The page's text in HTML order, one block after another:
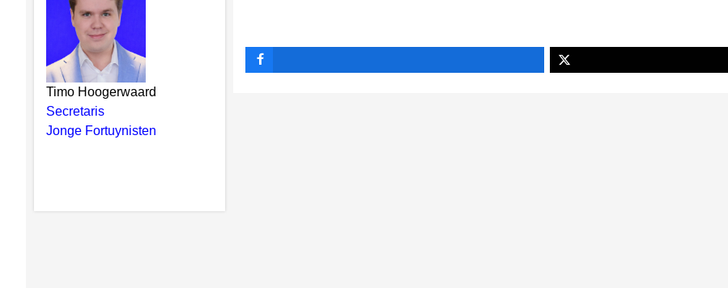
Timo Hoogerwaard
Secretaris
Jonge Fortuynisten